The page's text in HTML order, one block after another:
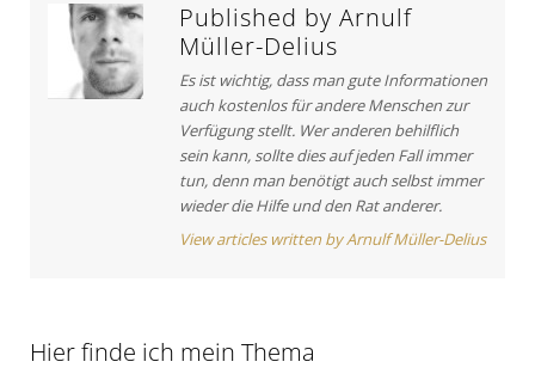
Published by Arnulf
Müller-Delius
Es ist wichtig, dass man gute Informationen
auch kostenlos für andere Menschen zur
Verfügung stellt. Wer anderen behilflich
sein kann, sollte dies auf jeden Fall immer
tun, denn man benötigt auch selbst immer
wieder die Hilfe und den Rat anderer.
View articles written by Arnulf Müller-Delius
Hier finde ich mein Thema